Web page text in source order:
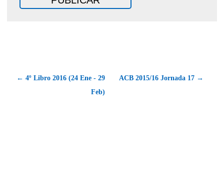
← 4º Libro 2016 (24 Ene - 29
Feb)
ACB 2015/16 Jornada 17 →